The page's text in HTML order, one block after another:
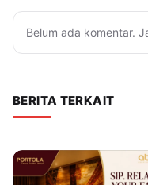
Belum ada komentar.
BERITA TERKAIT